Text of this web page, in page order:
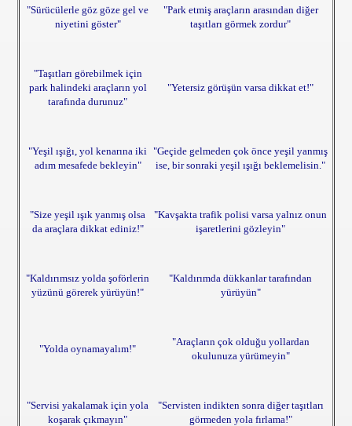
"Sürücülerle göz göze gel ve
niyetini göster"
"Park etmiş araçların arasından diğer
taşıtları görmek zordur"
"Taşıtları görebilmek için
park halindeki araçların yol
tarafında durunuz"
"Yetersiz görüşün varsa dikkat et!"
"Yeşil ışığı, yol kenarına iki
adım mesafede bekleyin"
"Geçide gelmeden çok önce yeşil yanmış
ise, bir sonraki yeşil ışığı beklemelisin."
"Size yeşil ışık yanmış olsa
da araçlara dikkat ediniz!"
"Kavşakta trafik polisi varsa yalnız onun
işaretlerini gözleyin"
"Kaldırımsız yolda şoförlerin
yüzünü görerek yürüyün!"
"Kaldırımda dükkanlar tarafından
yürüyün"
"Yolda oynamayalım!"
"Araçların çok olduğu yollardan
okulunuza yürümeyin"
"Servisi yakalamak için yola
koşarak çıkmayın"
"Servisten indikten sonra diğer taşıtları
görmeden yola fırlama!"